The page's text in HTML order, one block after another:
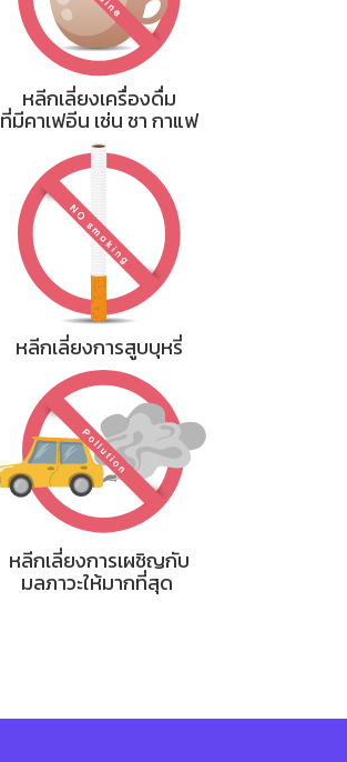
หลีกเลี่ยงเครื่องดื่ม
ที่มีคาเฟอีน เช่น ชา กาแฟ
หลีกเลี่ยงการสูบบุหรี่
หลีกเลี่ยงการเผชิญกับ
มลภาวะให้มากที่สุด